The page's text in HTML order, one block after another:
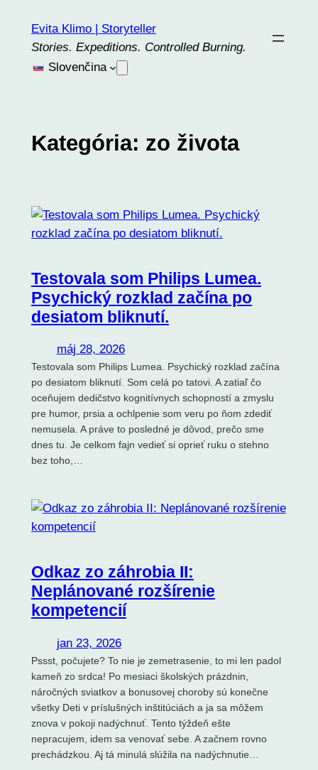
obsah
Evita Klimo | Storyteller
Stories. Expeditions. Controlled Burning.
Slovenčina
Kategória: zo života
Testovala som Philips Lumea.
Psychický rozklad začína po
desiatom bliknutí.
máj 28, 2026
Testovala som Philips Lumea. Psychický rozklad začína
po desiatom bliknutí. Som celá po tatovi. A zatiaľ čo
oceňujem dedičstvo kognitívnych schopností a zmyslu
pre humor, prsia a ochlpenie som veru po ňom zdediť
nemusela. A práve to posledné je dôvod, prečo sme
dnes tu. Je celkom fajn vedieť si oprieť ruku o stehno
bez toho,…
Odkaz zo záhrobia II:
Neplánované rozšírenie
kompetencií
jan 23, 2026
Pssst, počujete? To nie je zemetrasenie, to mi len padol
kameň zo srdca! Po mesiaci školských prázdnin,
náročných sviatkov a bonusovej choroby sú konečne
všetky Deti v príslušných inštitúciách a ja sa môžem
znova v pokoji nadýchnuť. Tento týždeň ešte
nepracujem, idem sa venovať sebe. A začnem rovno
prechádzkou. Aj tá minulá slúžila na nadýchnutie…